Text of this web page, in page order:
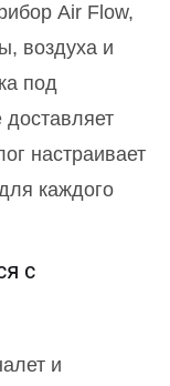
Air Flow,
воздуха и
под
настраивает
каждого
с
и